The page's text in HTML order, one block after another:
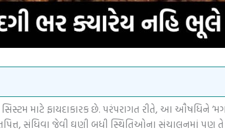
માટે ફાયદાકારક છે. પરંપરાગત રીતે, આ ઔષધિને
સંધિવા જેવી ઘણી બધી સ્થિતિઓના સંચાલનમાં પણ તે